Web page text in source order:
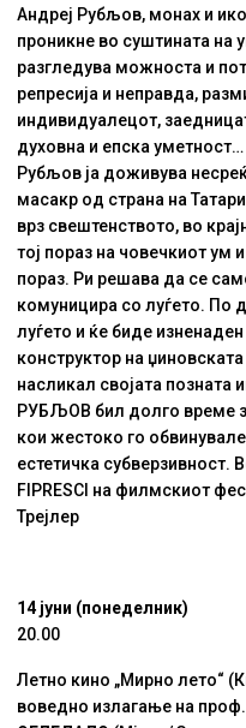
Андреј Рубљов, монах и
проникне во суштината на
разгледува можноста и
репресија и неправда,
индивидуалецот,
духовна и епска уметност…
Рубљов ја доживува
масакр од страна на
врз свештенството, во
тој пораз на човечкиот ум
пораз. Ри решава да се
комуницира со луѓето. По
луѓето и ќе биде
конструктор на
насликал својата позната
РУБЉОВ бил долго време
кои жестоко го
естетичка субверзивност.
FIPRESCI на филмскиот
Трејлер
14 јуни (понеделник)
20.00
Летно кино „Мирно лето“
воведно излагање на